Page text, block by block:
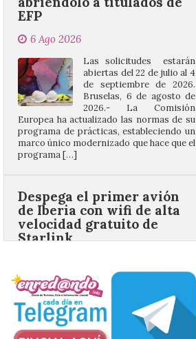
2026.- La Comisión
Europea ha actualizado las normas de su
programa de prácticas, estableciendo un
marco único modernizado que hace que el
programa […]
Despega el primer avión
de Iberia con wifi de alta
Starlink
6 Ago 2026
Iberia se convierte en la
bordo de Starlink, la
constelación de satélites
más avanzada del mundo, desarrollada
por SpaceX. La incorporación de esta
tecnología forma parte del compromiso
de Iberia con la innovación […]